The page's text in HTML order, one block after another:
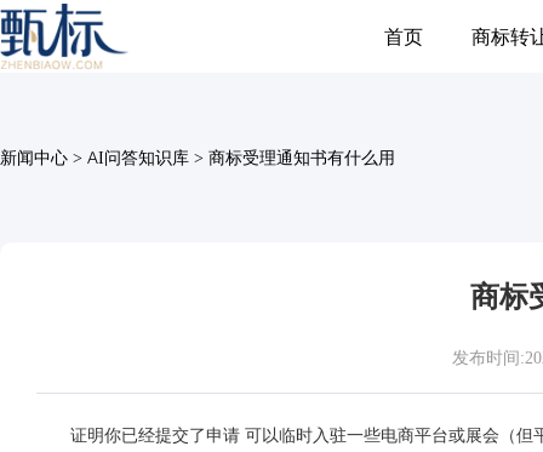
首页 商标转
新闻中心 > AI问答知识库 > 商标受理通知书有什么用
商标
发布时间
证明你已经提交了申请 可以临时入驻一些电商平台或展会（